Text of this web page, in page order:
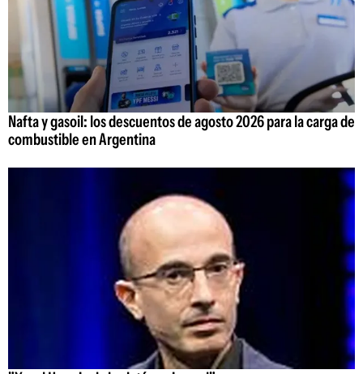
Nafta y gasoil: los descuentos de agosto 2026 para la carga de
combustible en Argentina